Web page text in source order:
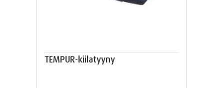
TEMPUR-kiilatyyny